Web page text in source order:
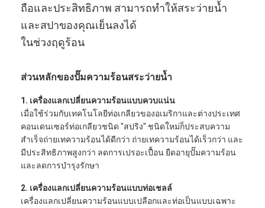
บ้าน
วิดีโอ
ถือและประสิทธิภาพ สามารถทำให้สระว่ายน้ำ
และสปาของคุณเย็นลงได้
ในช่วงฤดูร้อน
ส่วนหลักของปั๊มความร้อนสระว่ายน้ำ
1. เครื่องแลกเปลี่ยนความร้อนแบบควบแน่น
เมื่อใช้ร่วมกับเทคโนโลยีท่อเกลียวของอเมริกาและต่างประเทศ
คอนเดนเซอร์ท่อเกลียวชนิด "สปริง" ชนิดใหม่ก็ประสบความ
สำเร็จถ่ายเทความร้อนได้ดีกว่า ถ่ายเทความร้อนได้เร็วกว่า และ
มีประสิทธิภาพสูงกว่า ลดการเปรอะเปื้อน ยืดอายุปั๊มความร้อน
และลดการบำรุงรักษา
2. เครื่องแลกเปลี่ยนความร้อนแบบท่อเชลล์
เครื่องแลกเปลี่ยนความร้อนแบบเปลือกและท่อเป็นแบบเฉพาะ